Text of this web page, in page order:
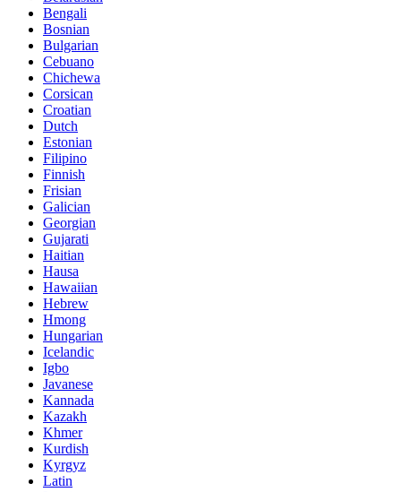
Bengali
Bosnian
Bulgarian
Cebuano
Chichewa
Corsican
Croatian
Dutch
Estonian
Filipino
Finnish
Frisian
Galician
Georgian
Gujarati
Haitian
Hausa
Hawaiian
Hebrew
Hmong
Hungarian
Icelandic
Igbo
Javanese
Kannada
Kazakh
Khmer
Kurdish
Kyrgyz
Latin